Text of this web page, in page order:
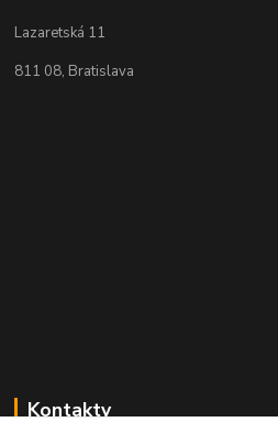
Lazaretská 11
811 08, Bratislava
Kontakty